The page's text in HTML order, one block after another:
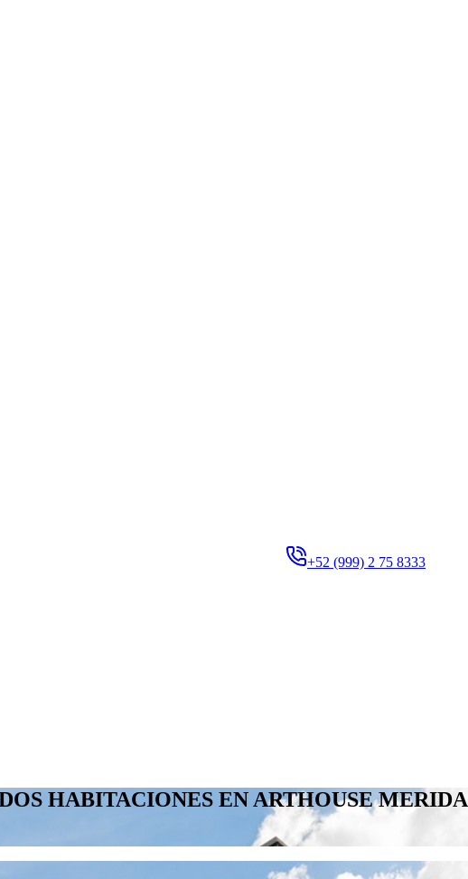
+52 (999) 2 75 8333
HABITACIONES EN ARTHOUSE MERIDA